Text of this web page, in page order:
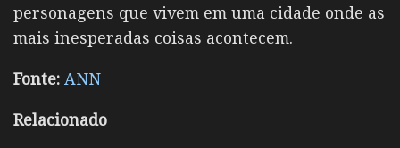
personagens que vivem em uma cidade onde as
mais inesperadas coisas acontecem.
Fonte: ANN
Relacionado